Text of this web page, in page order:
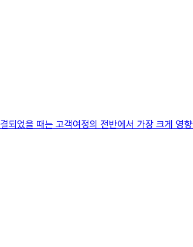
었을 때는 고객여정의 전반에서 가장 크게